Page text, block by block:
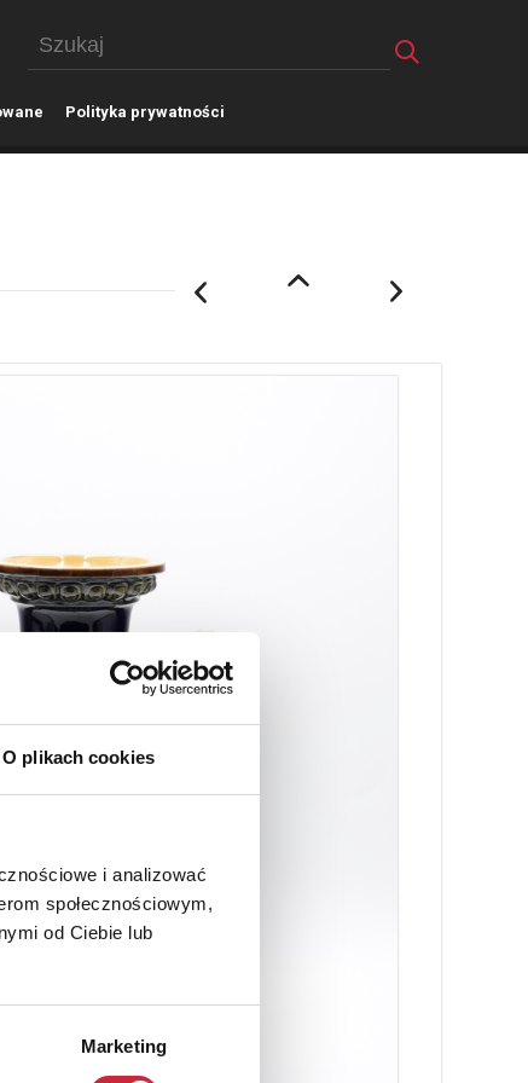
O plikach cookies
i analizować
społecznościowym,
od Ciebie lub
Marketing
Polityka prywatności